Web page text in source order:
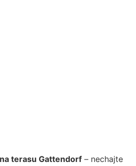
terasu Gattendorf – nechajte